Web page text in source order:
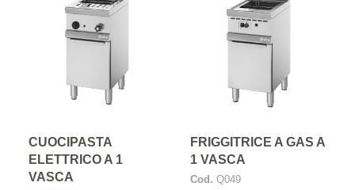
CUOCIPASTA
ELETTRICO A 1
VASCA
FRIGGITRICE A GAS A
1 VASCA
Cod. Q049